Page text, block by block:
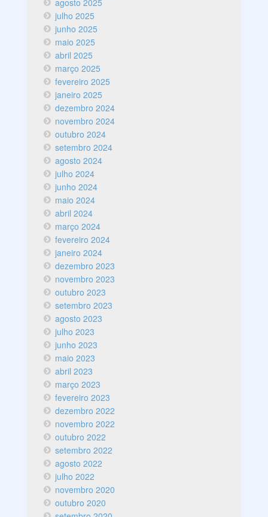
julho 2025
junho 2025
maio 2025
abril 2025
março 2025
fevereiro 2025
janeiro 2025
dezembro 2024
novembro 2024
outubro 2024
setembro 2024
agosto 2024
julho 2024
junho 2024
maio 2024
abril 2024
março 2024
fevereiro 2024
janeiro 2024
dezembro 2023
novembro 2023
outubro 2023
setembro 2023
agosto 2023
julho 2023
junho 2023
maio 2023
abril 2023
março 2023
fevereiro 2023
dezembro 2022
novembro 2022
outubro 2022
setembro 2022
agosto 2022
julho 2022
novembro 2020
outubro 2020